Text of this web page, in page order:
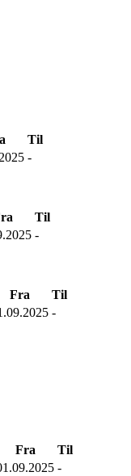
Til
-
Til
-
Fra
Til
-
Fra
Til
-